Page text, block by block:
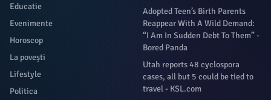
Educatie
Evenimente
Horoscop
La povești
Lifestyle
Politica
Adopted Teen’s Birth Parents
Reappear With A Wild Demand:
“I Am In Sudden Debt To Them” -
Bored Panda
Utah reports 48 cyclospora
cases, all but 5 could be tied to
travel - KSL.com